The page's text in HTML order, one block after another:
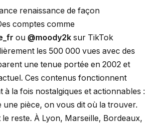
renaissance de façon
comptes comme
ou @moody2k sur TikTok
les 500 000 vues avec des
une tenue portée en 2002 et
Ces contenus fonctionnent
à la fois nostalgiques et actionnables :
pièce, on vous dit où la trouver.
le reste. À Lyon, Marseille, Bordeaux,